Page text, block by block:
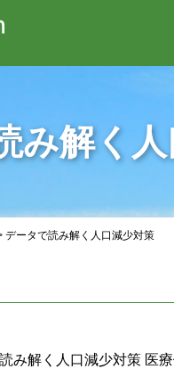
み解く
データで読み解く人口減少対策
み解く人口減少対策 医